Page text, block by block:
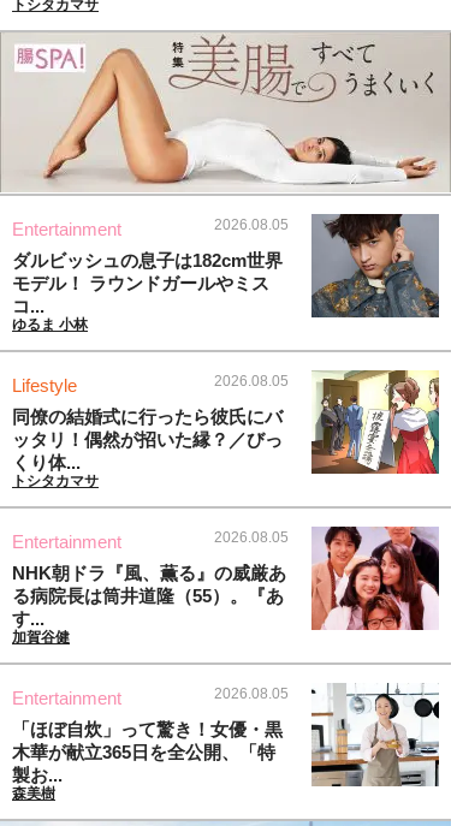
トシタカマサ
Entertainment 2026.08.05
ダルビッシュの息子は182cm世界
モデル！ ラウンドガールやミス
コ...
ゆるま 小林
Lifestyle 2026.08.05
同僚の結婚式に行ったら彼氏にバ
ッタリ！偶然が招いた縁？／びっ
くり体...
トシタカマサ
Entertainment 2026.08.05
NHK朝ドラ『風、薫る』の威厳あ
る病院長は筒井道隆（55）。『あ
す...
加賀谷健
Entertainment 2026.08.05
「ほぼ自炊」って驚き！女優・黒
木華が献立365日を全公開、「特
製お...
森美樹